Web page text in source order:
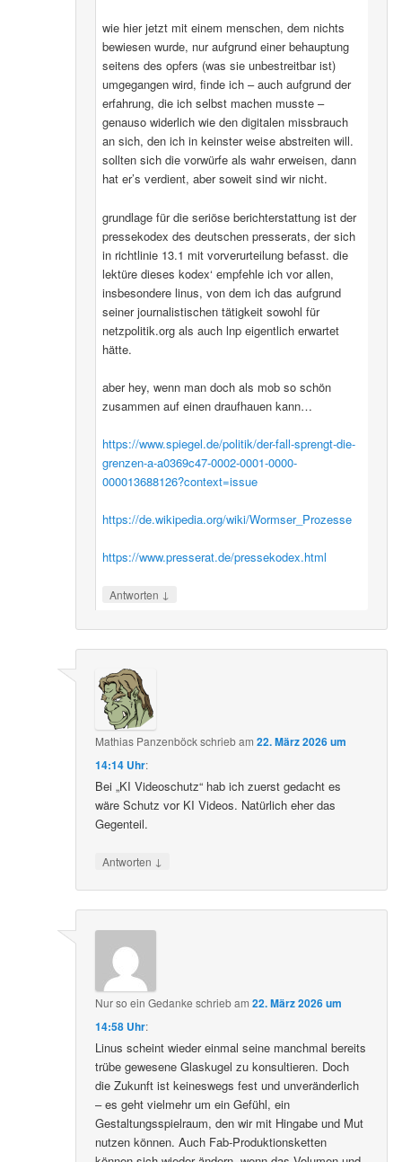
wie hier jetzt mit einem menschen, dem nichts
bewiesen wurde, nur aufgrund einer behauptung
seitens des opfers (was sie unbestreitbar ist)
umgegangen wird, finde ich – auch aufgrund der
erfahrung, die ich selbst machen musste –
genauso widerlich wie den digitalen missbrauch
an sich, den ich in keinster weise abstreiten will.
sollten sich die vorwürfe als wahr erweisen, dann
hat er’s verdient, aber soweit sind wir nicht.
grundlage für die seriöse berichterstattung ist der
pressekodex des deutschen presserats, der sich
in richtlinie 13.1 mit vorverurteilung befasst. die
lektüre dieses kodex‘ empfehle ich vor allen,
insbesondere linus, von dem ich das aufgrund
seiner journalistischen tätigkeit sowohl für
netzpolitik.org als auch lnp eigentlich erwartet
hätte.
aber hey, wenn man doch als mob so schön
zusammen auf einen draufhauen kann…
https://www.spiegel.de/politik/der-fall-sprengt-die-
grenzen-a-a0369c47-0002-0001-0000-
000013688126?context=issue
https://de.wikipedia.org/wiki/Wormser_Prozesse
https://www.presserat.de/pressekodex.html
Antworten ↓
Mathias Panzenböckschriebam22. März 2026 um
14:14 Uhr:
Bei „KI Videoschutz“ hab ich zuerst gedacht es
wäre Schutz vor KI Videos. Natürlich eher das
Gegenteil.
Antworten ↓
Nur so ein Gedanke schriebam22. März 2026 um
14:58 Uhr:
Linus scheint wieder einmal seine manchmal bereits
trübe gewesene Glaskugel zu konsultieren. Doch
die Zukunft ist keineswegs fest und unveränderlich
– es geht vielmehr um ein Gefühl, ein
Gestaltungsspielraum, den wir mit Hingabe und Mut
nutzen können. Auch Fab-Produktionsketten